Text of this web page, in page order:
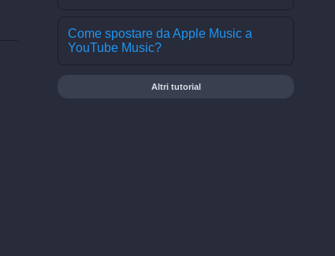
Come spostare da Apple Music a
YouTube Music?
Altri tutorial